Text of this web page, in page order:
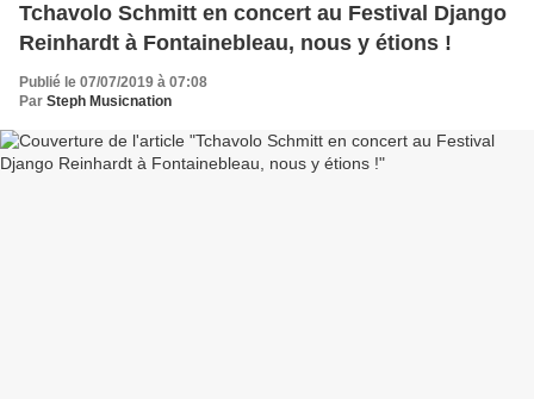
Tchavolo Schmitt en concert au Festival Django
Reinhardt à Fontainebleau, nous y étions !
Publié le 07/07/2019 à 07:08
Par Steph Musicnation